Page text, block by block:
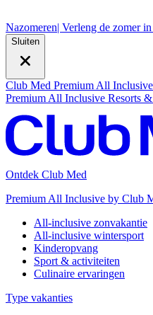
Nazomeren| Verleng de zomer
Sluiten
Club Med Premium All
Premium All Inclusive Resorts
Ontdek Club Med
Premium All Inclusive by Club
All-inclusive zonvakantie
All-inclusive wintersport
Kinderopvang
Sport & activiteiten
Culinaire ervaringen
Type vakanties